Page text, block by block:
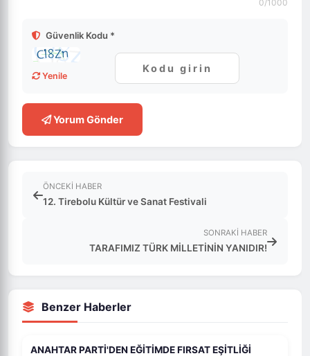
0/1000
Güvenlik Kodu *
Yenile
Yorum Gönder
ÖNCEKI HABER
12. Tirebolu Kültür ve Sanat Festivali
SONRAKI HABER
TARAFIMIZ TÜRK MİLLETİNİN YANIDIR!
Benzer Haberler
ANAHTAR PARTİ'DEN EĞİTİMDE FIRSAT EŞİTLİĞİ